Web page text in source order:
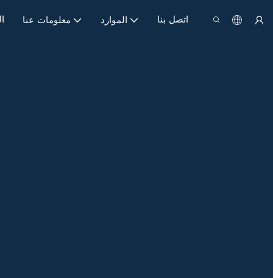
معلومات عنا الموارد اتصل بنا